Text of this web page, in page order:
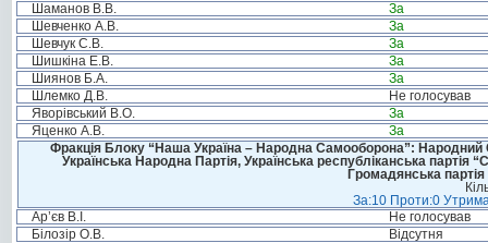
Шаманов В.В.
За
Шевченко А.В.
За
Шевчук С.В.
За
Шишкіна Е.В.
За
Шиянов Б.А.
За
Шлемко Д.В.
Не голосував
Яворівський В.О.
За
Яценко А.В.
За
Фракція Блоку “Наша Україна – Народна Самооборона”: Народний
Українська Народна Партія, Українська республіканська
Громадянська
За:10 Проти:0
Ар’єв В.І.
Не голосував
Білозір О.В.
Відсутня